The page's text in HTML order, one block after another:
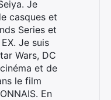
Je
casques et
Series et
Je suis
Wars, DC
et de
le film
En